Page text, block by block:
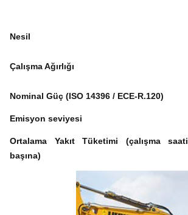
Nesil
Çalışma Ağırlığı
Nominal Güç (ISO 14396 / ECE-R.120)
Emisyon seviyesi
Ortalama Yakıt Tüketimi (çalışma saati
başına)